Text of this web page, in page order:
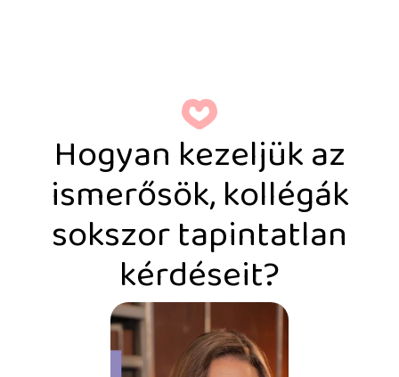
Hogyan kezeljük az
ismerősök, kollégák
sokszor tapintatlan
kérdéseit?